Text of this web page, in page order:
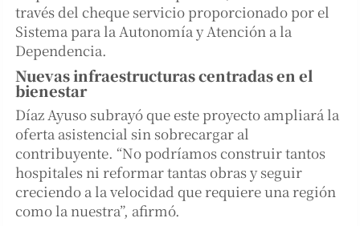
través del cheque servicio proporcionado por el
Sistema para la Autonomía y Atención a la
Dependencia.
Nuevas infraestructuras centradas en el
bienestar
Díaz Ayuso subrayó que este proyecto ampliará la
oferta asistencial sin sobrecargar al
contribuyente. “No podríamos construir tantos
hospitales ni reformar tantas obras y seguir
creciendo a la velocidad que requiere una región
como la nuestra”, afirmó.